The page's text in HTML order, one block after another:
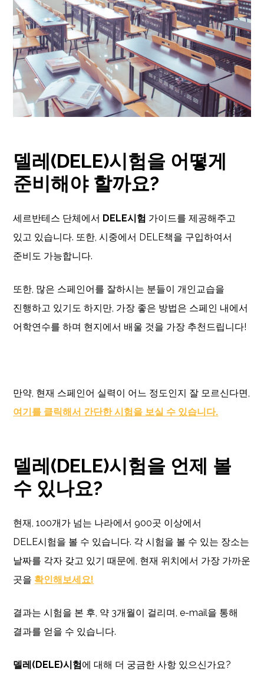
델레(DELE)시험을 어떻게
준비해야 할까요?
세르반테스 단체에서 DELE시험 가이드를 제공해주고
있고 있습니다. 또한, 시중에서 DELE책을 구입하여서
준비도 가능합니다.
또한, 많은 스페인어를 잘하시는 분들이 개인교습을
진행하고 있기도 하지만, 가장 좋은 방법은 스페인 내에서
어학연수를 하며 현지에서 배울 것을 가장 추천드립니다!
만약, 현재 스페인어 실력이 어느 정도인지 잘 모르신다면,
여기를 클릭해서 간단한 시험을 보실 수 있습니다.
델레(DELE)시험을 언제 볼
수 있나요?
현재, 100개가 넘는 나라에서 900곳 이상에서
DELE시험을 볼 수 있습니다. 각 시험을 볼 수 있는 장소는
날짜를 각자 갖고 있기 때문에, 현재 위치에서 가장 가까운
곳을 확인해보세요!
결과는 시험을 본 후, 약 3개월이 걸리며, e-mail을 통해
결과를 얻을 수 있습니다.
델레(DELE)시험에 대해 더 궁금한 사항 있으신가요?